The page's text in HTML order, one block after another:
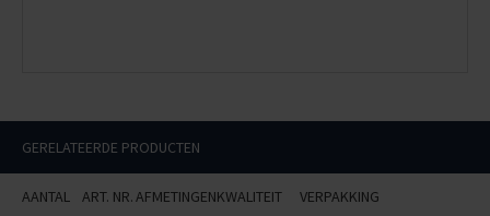
GERELATEERDE PRODUCTEN
AANTAL ART. NR.AFMETINGENKWALITEIT VERPAKKING